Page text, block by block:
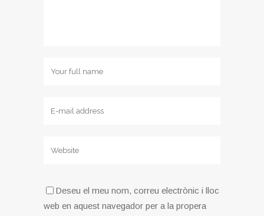
Deseu el meu nom, correu electrònic i lloc
web en aquest navegador per a la propera